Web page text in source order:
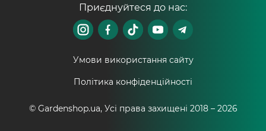
Приєднуйтеся до нас:
Умови використання сайту
Політика конфіденційності
© Gardenshop.ua, Усі права захищені 2018 – 2026